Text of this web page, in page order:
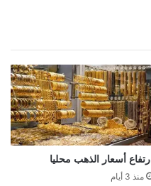
ارتفاع أسعار الذهب محليا
منذ 3 أيام